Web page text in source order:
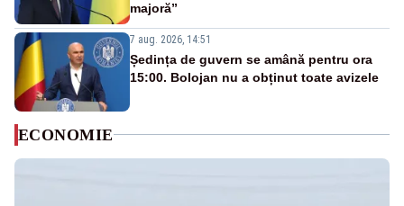
majoră”
7 aug. 2026, 14:51
Ședința de guvern se amână pentru ora
15:00. Bolojan nu a obținut toate avizele
ECONOMIE